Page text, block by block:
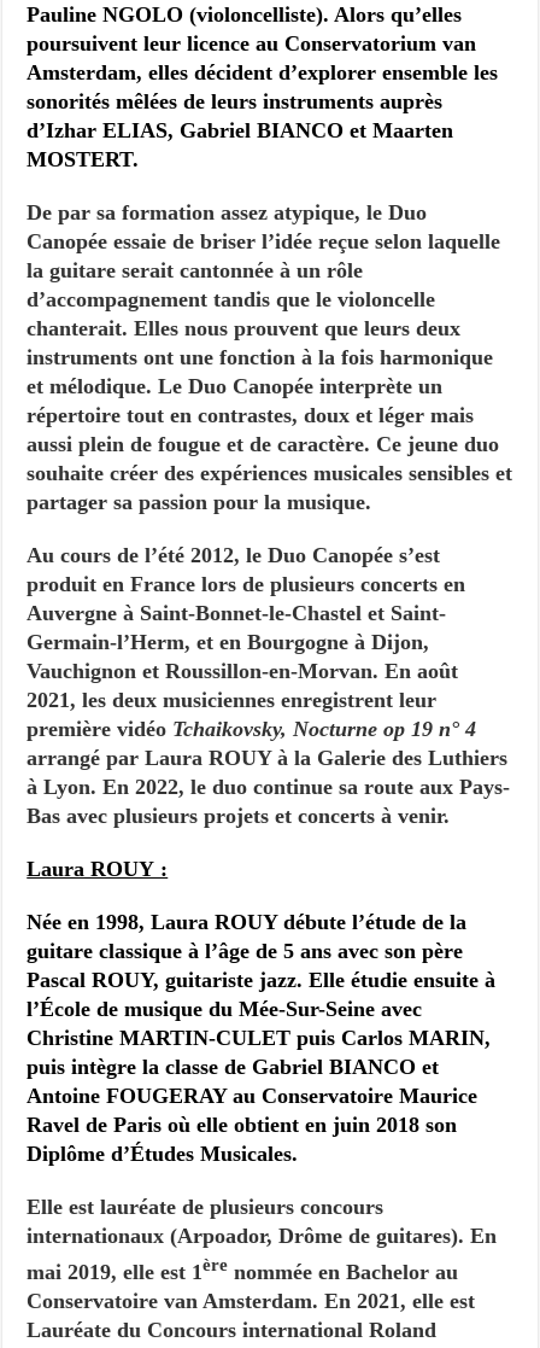
Pauline NGOLO (violoncelliste). Alors qu’elles
poursuivent leur licence au Conservatorium van
Amsterdam, elles décident d’explorer ensemble les
sonorités mêlées de leurs instruments auprès
d’Izhar ELIAS, Gabriel BIANCO et Maarten
MOSTERT.
De par sa formation assez atypique, le Duo
Canopée essaie de briser l’idée reçue selon laquelle
la guitare serait cantonnée à un rôle
d’accompagnement tandis que le violoncelle
chanterait. Elles nous prouvent que leurs deux
instruments ont une fonction à la fois harmonique
et mélodique. Le Duo Canopée interprète un
répertoire tout en contrastes, doux et léger mais
aussi plein de fougue et de caractère. Ce jeune duo
souhaite créer des expériences musicales sensibles et
partager sa passion pour la musique.
Au cours de l’été 2012, le Duo Canopée s’est
produit en France lors de plusieurs concerts en
Auvergne à Saint-Bonnet-le-Chastel et Saint-
Germain-l’Herm, et en Bourgogne à Dijon,
Vauchignon et Roussillon-en-Morvan. En août
2021, les deux musiciennes enregistrent leur
première vidéo Tchaikovsky, Nocturne op 19 n° 4
arrangé par Laura ROUY à la Galerie des Luthiers
à Lyon. En 2022, le duo continue sa route aux Pays-
Bas avec plusieurs projets et concerts à venir.
Laura ROUY :
Née en 1998, Laura ROUY débute l’étude de la
guitare classique à l’âge de 5 ans avec son père
Pascal ROUY, guitariste jazz. Elle étudie ensuite à
l’École de musique du Mée-Sur-Seine avec
Christine MARTIN-CULET puis Carlos MARIN,
puis intègre la classe de Gabriel BIANCO et
Antoine FOUGERAY au Conservatoire Maurice
Ravel de Paris où elle obtient en juin 2018 son
Diplôme d’Études Musicales.
Elle est lauréate de plusieurs concours
internationaux (Arpoador, Drôme de guitares). En
mai 2019, elle est 1ère nommée en Bachelor au
Conservatoire van Amsterdam. En 2021, elle est
Lauréate du Concours international Roland